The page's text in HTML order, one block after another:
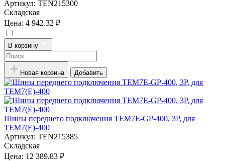
Артикул: TEN215300
Складская
Цена: 4 942.32 ₽
В корзину
Новая корзина Добавить
Шины переднего подключения TEM7E-GP-400, 3P, для
TEM7(E)-400
Артикул: TEN215385
Складская
Цена: 12 389.83 ₽